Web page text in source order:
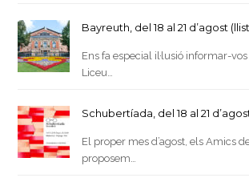
Bayreuth, del 18 al 21 d’agost
Ens fa especial il·lusió informar-
Liceu…
Schubertíada, del 18 al 21
El proper mes d’agost, els Amics
proposem…